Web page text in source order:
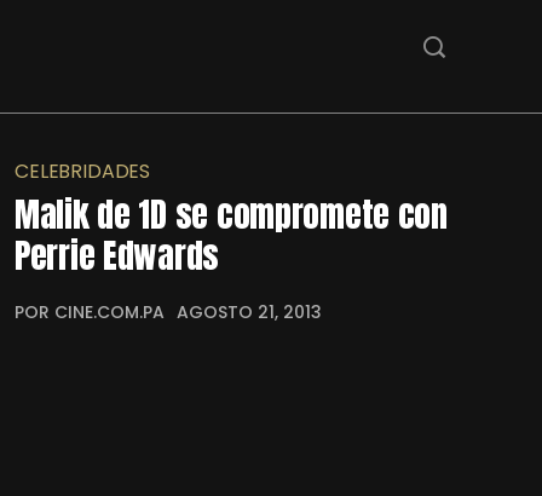
CELEBRIDADES
Malik de 1D se compromete con
Perrie Edwards
POR CINE.COM.PA AGOSTO 21, 2013